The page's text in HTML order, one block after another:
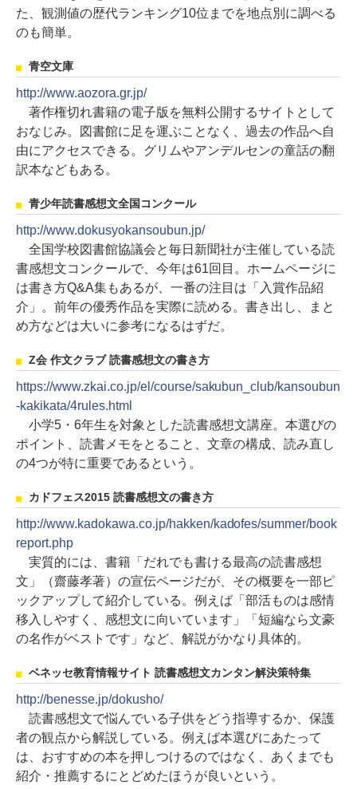
た、観測値の歴代ランキング10位までを地点別に調べる
のも簡単。
青空文庫
http://www.aozora.gr.jp/
著作権切れ書籍の電子版を無料公開するサイトとして
おなじみ。図書館に足を運ぶことなく、過去の作品へ自
由にアクセスできる。グリムやアンデルセンの童話の翻
訳本などもある。
青少年読書感想文全国コンクール
http://www.dokusyokansoubun.jp/
全国学校図書館協議会と毎日新聞社が主催している読
書感想文コンクールで、今年は61回目。ホームページに
は書き方Q&A集もあるが、一番の注目は「入賞作品紹
介」。前年の優秀作品を実際に読める。書き出し、まと
め方などは大いに参考になるはずだ。
Z会 作文クラブ 読書感想文の書き方
https://www.zkai.co.jp/el/course/sakubun_club/kansoubun
-kakikata/4rules.html
小学5・6年生を対象とした読書感想文講座。本選びの
ポイント、読書メモをとること、文章の構成、読み直し
の4つが特に重要であるという。
カドフェス2015 読書感想文の書き方
http://www.kadokawa.co.jp/hakken/kadofes/summer/book
report.php
実質的には、書籍「だれでも書ける最高の読書感想
文」（齋藤孝著）の宣伝ページだが、その概要を一部ピ
ックアップして紹介している。例えば「部活ものは感情
移入しやすく、感想文に向いています」「短編なら文豪
の名作がベストです」など、解説がかなり具体的。
ベネッセ教育情報サイト 読書感想文カンタン解決策特集
http://benesse.jp/dokusho/
読書感想文で悩んでいる子供をどう指導するか、保護
者の観点から解説している。例えば本選びにあたって
は、おすすめの本を押しつけるのではなく、あくまでも
紹介・推薦するにとどめたほうが良いという。